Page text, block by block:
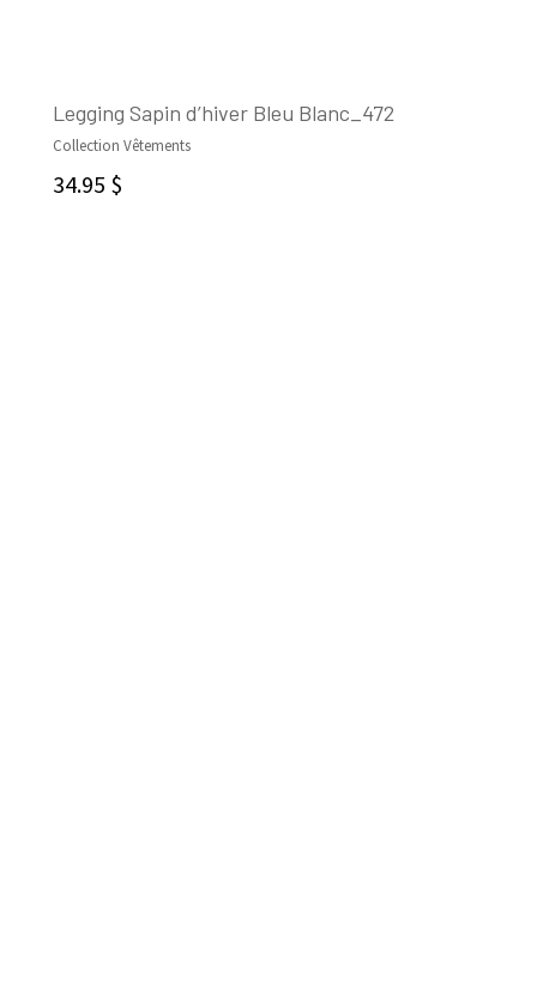
Legging Sapin d’hiver Bleu Blanc_472
Collection Vêtements
34.95 $